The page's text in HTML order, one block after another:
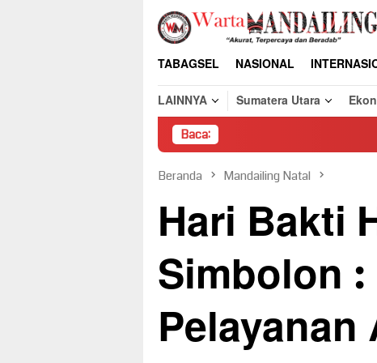
Loncat
konten
TABAGSEL NASIONAL
LAINNYA
Sumatera Utara
Baca:
Beranda Mandailing Natal
Hari Bakti
Simbolon